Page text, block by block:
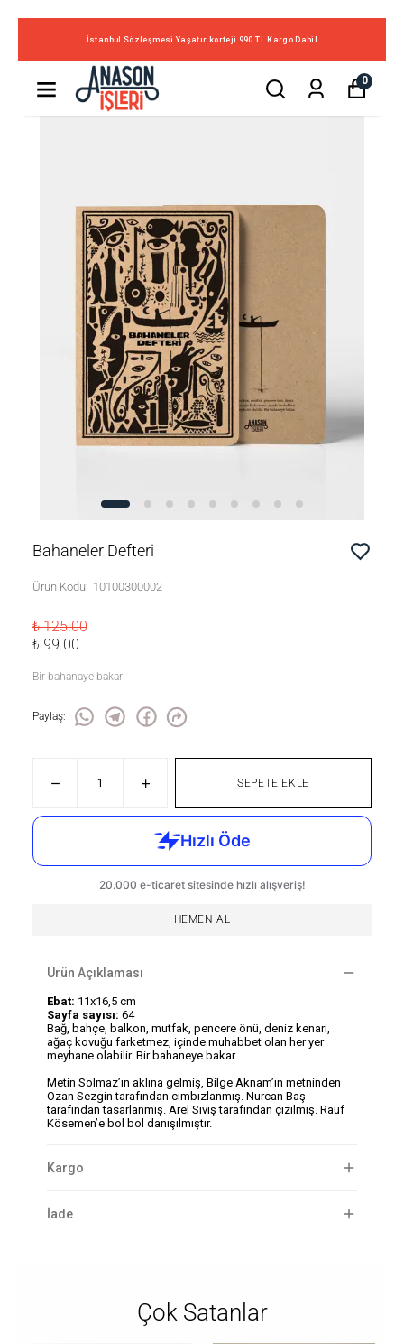
İstanbul Sözleşmesi Yaşatır korteji 990 TL Kargo Dahil
0
Bahaneler Defteri
Ürün Kodu: 10100300002
₺ 125.00
₺ 99.00
Bir bahanaye bakar
Paylaş:
SEPETE EKLE
HEMEN AL
Ürün Açıklaması
Ebat: 11x16,5 cm
Sayfa sayısı: 64
Bağ, bahçe, balkon, mutfak, pencere önü, deniz kenarı,
ağaç kovuğu farketmez, içinde muhabbet olan her yer
meyhane olabilir. Bir bahaneye bakar.
Metin Solmaz’ın aklına gelmiş, Bilge Aknam’ın metninden
Ozan Sezgin tarafından cımbızlanmış. Nurcan Baş
tarafından tasarlanmış. Arel Siviş tarafından çizilmiş. Rauf
Kösemen’e bol bol danışılmıştır.
Kargo
İade
Çok Satanlar